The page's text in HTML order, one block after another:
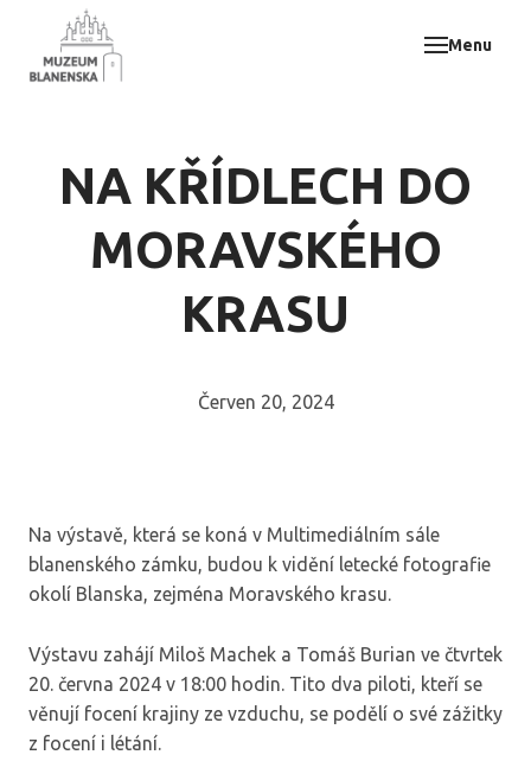
Menu
NA KŘÍDLECH DO
MORAVSKÉHO
KRASU
Červen 20, 2024
Na výstavě, která se koná v Multimediálním sále
blanenského zámku, budou k vidění letecké fotografie
okolí Blanska, zejména Moravského krasu.
Výstavu zahájí Miloš Machek a Tomáš Burian ve čtvrtek
20. června 2024 v 18:00 hodin. Tito dva piloti, kteří se
věnují focení krajiny ze vzduchu, se podělí o své zážitky
z focení i létání.